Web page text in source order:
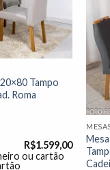
Adicionar
à lista de
desejos"
Tampo
Roma
R$1.599,00
ou cartão